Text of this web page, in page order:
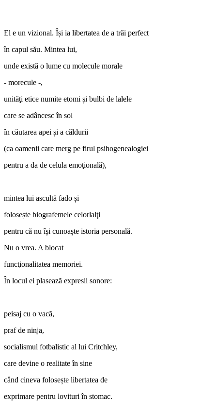
El e un vizional. Își ia libertatea de a trăi perfect
în capul său. Mintea lui,
unde există o lume cu molecule morale
‑ morecule ‑,
unităţi etice numite etomi și bulbi de lalele
care se adâncesc în sol
în căutarea apei și a căldurii
(ca oamenii care merg pe firul psihogenealogiei
pentru a da de celula emoţională),
mintea lui ascultă fado și
folosește biografemele celorlalţi
pentru că nu își cunoaște istoria personală.
Nu o vrea. A blocat
funcţionalitatea memoriei.
În locul ei plasează expresii sonore:
peisaj cu o vacă,
praf de ninja,
socialismul fotbalistic al lui Critchley,
care devine o realitate în sine
când cineva folosește libertatea de
exprimare pentru lovituri în stomac.